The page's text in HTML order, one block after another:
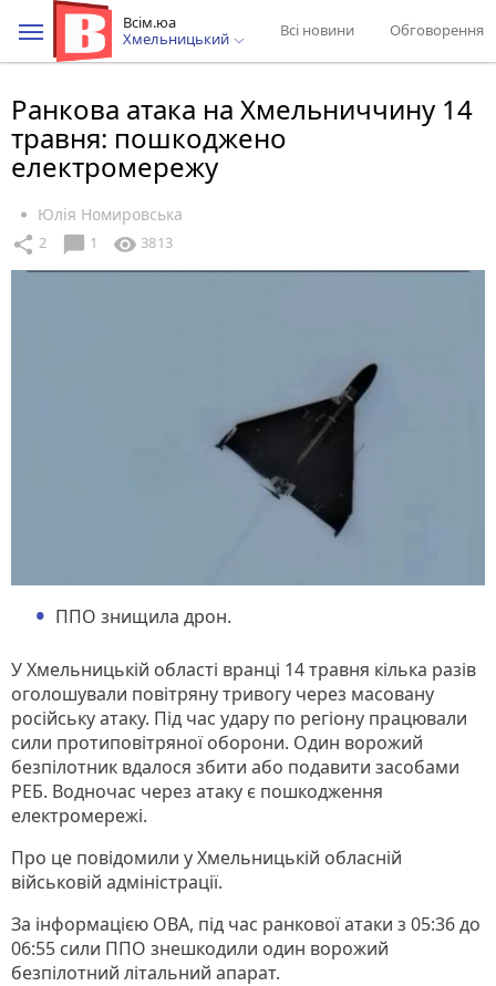
Всім.юа
Хмельницький
Всі новини Обговорення
Ранкова атака на Хмельниччину 14
травня: пошкоджено
електромережу
Юлія Номировська
share 2 chat_bubble 1 visibility 3813
ППО знищила дрон.
У Хмельницькій області вранці 14 травня кілька разів
оголошували повітряну тривогу через масовану
російську атаку. Під час удару по регіону працювали
сили протиповітряної оборони. Один ворожий
безпілотник вдалося збити або подавити засобами
РЕБ. Водночас через атаку є пошкодження
електромережі.
Про це повідомили у Хмельницькій обласній
військовій адміністрації.
За інформацією ОВА, під час ранкової атаки з 05:36 до
06:55 сили ППО знешкодили один ворожий
безпілотний літальний апарат.